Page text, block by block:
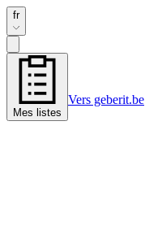
fr
Mes listes
Vers geberit.be